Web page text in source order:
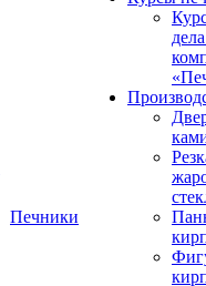
Печники